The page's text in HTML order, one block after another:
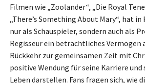
Filmen wie „Zoolander“, „Die Royal
„There’s Something About Mary“, hat
nur als Schauspieler, sondern auch als
Regisseur ein beträchtliches Vermögen
Rückkehr zur gemeinsamen Zeit mit
positive Wendung für seine Karriere und
Leben darstellen. Fans fragen sich, wie